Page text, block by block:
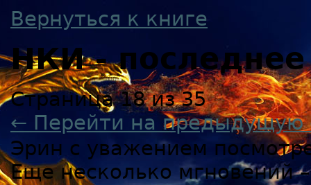
Вернуться к книге
НКИ - последнее
Страница 18 из 35
← Перейти на предыдущую
Эрин с уважением
Еще несколько мгновений